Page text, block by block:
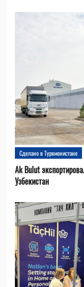
Сделано в Туркменистане
Ak Bulut
Узбекистан